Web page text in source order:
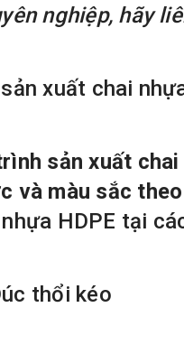
nghiệp, hãy
xuất chai
sản xuất
và màu sắc
HDPE tại
thổi kéo